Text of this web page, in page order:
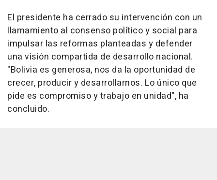
El presidente ha cerrado su intervención con un
llamamiento al consenso político y social para
impulsar las reformas planteadas y defender
una visión compartida de desarrollo nacional.
"Bolivia es generosa, nos da la oportunidad de
crecer, producir y desarrollarnos. Lo único que
pide es compromiso y trabajo en unidad", ha
concluido.